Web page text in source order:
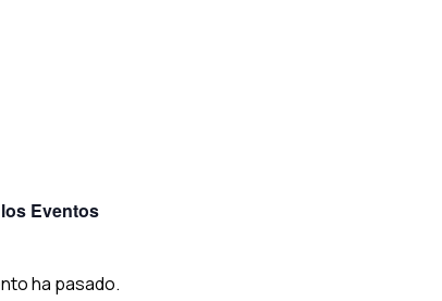
los Eventos
ha pasado.